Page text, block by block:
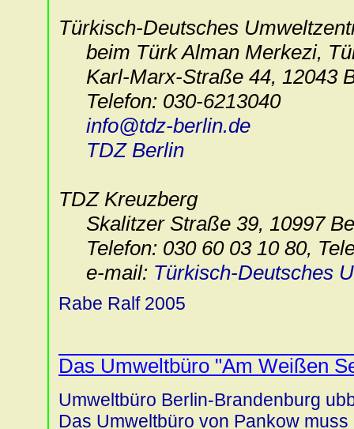
Türkisch-Deutsches
beim Türk Alman Merkezi,
Karl-Marx-Straße 44, 12043
Telefon: 030-6213040
info@tdz-berlin.de
TDZ Berlin
TDZ Kreuzberg
Skalitzer Straße 39, 10997
Telefon: 030 60 03 10 80,
e-mail: Türkisch-Deutsches
Rabe Ralf 2005
Das Umweltbüro "Am Weißen
Umweltbüro Berlin-Brandenburg
Das Umweltbüro von Pankow muss